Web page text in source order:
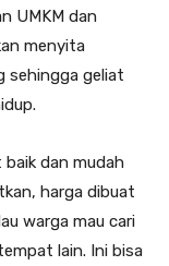
UMKM dan
menyita
sehingga geliat
dan mudah
harga dibuat
warga mau cari
lain. Ini bisa